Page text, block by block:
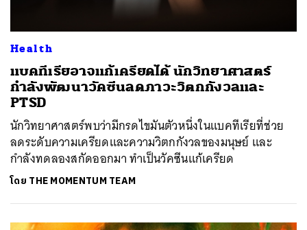
Health
แบคทีเรียอาจแก้เครียดได้ นักวิทยาศาสตร์
กำลังพัฒนาวัคซีนลดภาวะวิตกกังวลและ
PTSD
นักวิทยาศาสตร์พบว่ามีกรดไขมันตัวหนึ่งในแบคทีเรียที่ช่วย
ลดระดับความเครียดและความวิตกกังวลของมนุษย์ และ
กำลังทดลองสกัดออกมา ทำเป็นวัคซีนแก้เครียด
โดย THE MOMENTUM TEAM
SHARE TWEET LINE EMAIL